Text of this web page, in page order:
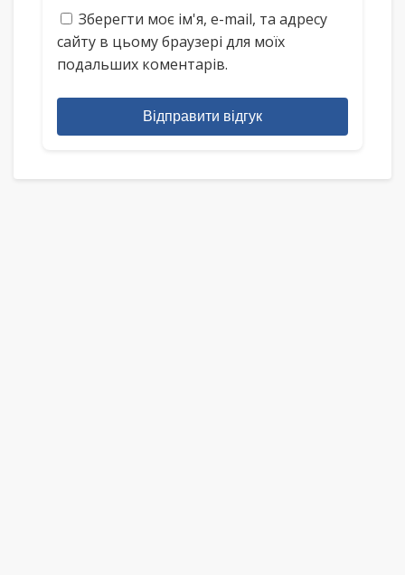
Зберегти моє ім'я, e-mail, та адресу
сайту в цьому браузері для моїх
подальших коментарів.
Відправити відгук